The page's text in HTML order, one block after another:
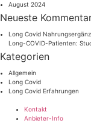
August 2024
Neueste
Long Covid
Long-COVID-Patienten:
Kategorien
Allgemein
Long Covid
Long Covid Erfahrungen
Kontakt
Anbieter-Info